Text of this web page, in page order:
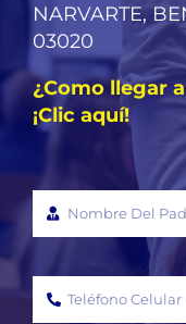
NARVARTE,
03020
¿Como llegar
¡Clic aquí!